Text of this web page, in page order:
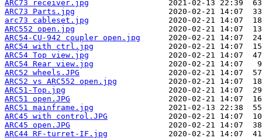
ARC73 receiver.jpg
ARC73 Parts.jpg
arc73 cableset.jpg
ARC552 open.jpg
ARC54-CU-942 coupler open.jpg
ARC54 with ctrl.jpg
ARC54 Top view.jpg
ARC54 Rear view.jpg
ARC52 wheels.JPG
ARC52 vs ARC552 open.jpg
ARC51-Top.jpg
ARC51 open.JPG
ARC51 mainframe.jpg
ARC45 with control.JPG
ARC45 open.JPG
ARC44 RF-turret-IF.jpg